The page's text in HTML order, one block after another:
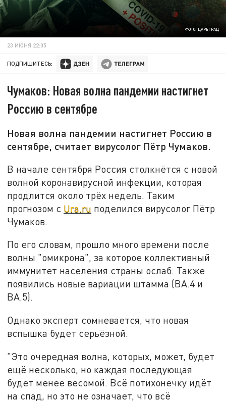
ФОТО: ЦАРЬГРАД
23 ИЮНЯ 22:05
ПОДПИШИТЕСЬ:
Чумаков: Новая волна пандемии настигнет
Россию в сентябре
Новая волна пандемии настигнет Россию в
сентябре, считает вирусолог Пётр Чумаков.
В начале сентября Россия столкнётся с новой
волной коронавирусной инфекции, которая
продлится около трёх недель. Таким
прогнозом с Ura.ru поделился вирусолог Пётр
Чумаков.
По его словам, прошло много времени после
волны "омикрона", за которое коллективный
иммунитет населения страны ослаб. Также
появились новые вариации штамма (BA.4 и
BA.5).
Однако эксперт сомневается, что новая
вспышка будет серьёзной.
"Это очередная волна, которых, может, будет
ещё несколько, но каждая последующая
будет менее весомой. Всё потихонечку идёт
на спад, но это не означает, что всё